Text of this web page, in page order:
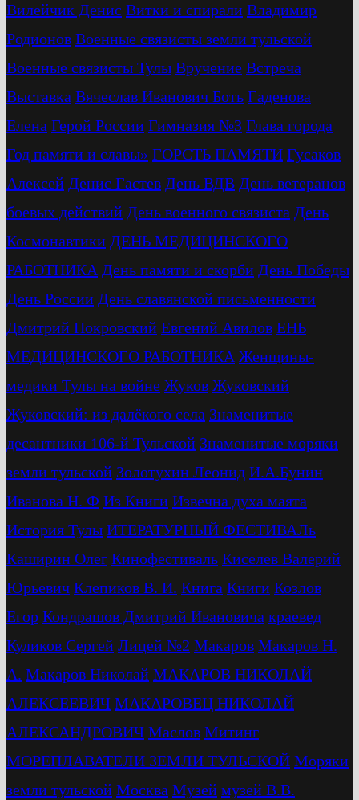
Вилейчик Денис Витки и спирали Владимир
Родионов Военные связисты земли тульской
Военные связисты Тулы Вручение Встреча
Выставка Вячеслав Иванович Боть Гаденова
Елена Герой России Гимназия №3 Глава города
Год памяти и славы» ГОРСТЬ ПАМЯТИ Гусаков
Алексей Денис Гастев День ВДВ День ветеранов
боевых действий День военного связиста День
Космонавтики ДЕНЬ МЕДИЦИНСКОГО
РАБОТНИКА День памяти и скорби День Победы
День России День славянской письменности
Дмитрий Покровский Евгений Авилов ЕНЬ
МЕДИЦИНСКОГО РАБОТНИКА Женщины-
медики Тулы на войне Жуков Жуковский
Жуковский: из далёкого села Знаменитые
десантники 106-й Тульской Знаменитые моряки
земли тульской Золотухин Леонид И.А.Бунин
Иванова Н. Ф Из Книги Извечна духа маята
История Тулы ИТЕРАТУРНЫЙ ФЕСТИВАЛь
Каширин Олег Кинофестиваль Киселев Валерий
Юрьевич Клепиков В. И. Книга Книги Козлов
Егор Кондрашов Дмитрий Ивановича краевед
Куликов Сергей Лицей №2 Макаров Макаров Н.
А. Макаров Николай МАКАРОВ НИКОЛАЙ
АЛЕКСЕЕВИЧ МАКАРОВЕЦ НИКОЛАЙ
АЛЕКСАНДРОВИЧ Маслов Митинг
МОРЕПЛАВАТЕЛИ ЗЕМЛИ ТУЛЬСКОЙ Моряки
земли тульской Москва Музей музей В.В.